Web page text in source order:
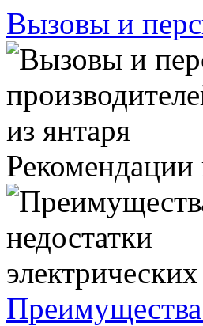
Вызовы и
Рекомендации
Преимущества